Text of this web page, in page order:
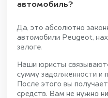
автомобиль?
Да, это абсолютно
автомобили Peugeot,
залоге.
Наши юристы
сумму задолженности и
После этого вы
средств. Вам не нужно